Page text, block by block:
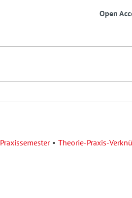
Open
Praxissemester Theorie-Praxis-